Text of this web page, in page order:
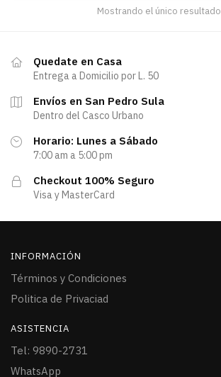
Mostrando el único resultado
Quedate en Casa
Entrega a Domicilio por L. 50
Envíos en San Pedro Sula
Dentro del Casco Urbano
Horario: Lunes a Sábado
7:00 am a 5:00 pm
Checkout 100% Seguro
Visa y MasterCard
INFORMACIÓN
Términos y Condiciones
Politica de Privaciad
ASISTENCIA
Tel: 9890-2731
WhatsApp